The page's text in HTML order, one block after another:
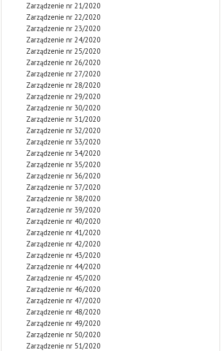
Zarządzenie nr 21/2020
Zarządzenie nr 22/2020
Zarządzenie nr 23/2020
Zarządzenie nr 24/2020
Zarządzenie nr 25/2020
Zarządzenie nr 26/2020
Zarządzenie nr 27/2020
Zarządzenie nr 28/2020
Zarządzenie nr 29/2020
Zarządzenie nr 30/2020
Zarządzenie nr 31/2020
Zarządzenie nr 32/2020
Zarządzenie nr 33/2020
Zarządzenie nr 34/2020
Zarządzenie nr 35/2020
Zarządzenie nr 36/2020
Zarządzenie nr 37/2020
Zarządzenie nr 38/2020
Zarządzenie nr 39/2020
Zarządzenie nr 40/2020
Zarządzenie nr 41/2020
Zarządzenie nr 42/2020
Zarządzenie nr 43/2020
Zarządzenie nr 44/2020
Zarządzenie nr 45/2020
Zarządzenie nr 46/2020
Zarządzenie nr 47/2020
Zarządzenie nr 48/2020
Zarządzenie nr 49/2020
Zarządzenie nr 50/2020
Zarządzenie nr 51/2020